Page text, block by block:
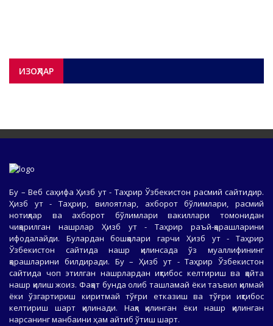
ИЗОҲЛАР
Бу – Веб саҳифа Ҳизб ут - Таҳрир Ўзбекистон расмий сайтидир.
Ҳизб ут - Таҳрир, вилоятлар, ахборот бўлимлари, расмий
нотиқлар ва ахборот бўлимлари вакиллари томонидан
чиқарилган нашрлар Ҳизб ут - Таҳрир раъй-қарашларини
ифодалайди. Булардан бошқалари гарчи Ҳизб ут - Таҳрир
Ўзбекистон сайтида нашр қилинсада ўз муаллифининг
қарашларини билдиради. Бу – Ҳизб ут - Таҳрир Ўзбекистон
сайтида чоп этилган нашрлардан иқтибос келтириш ва қайта
нашр қилиш жоиз. Фақат бунда олиб ташламай ёки таъвил қилмай
ёки ўзгартириш киритмай тўғри етказиш ва тўғри иқтибос
келтириш шарт қилинади. Нақл қилинган ёки нашр қилинган
нарсанинг манбаини ҳам айтиб ўтиш шарт.